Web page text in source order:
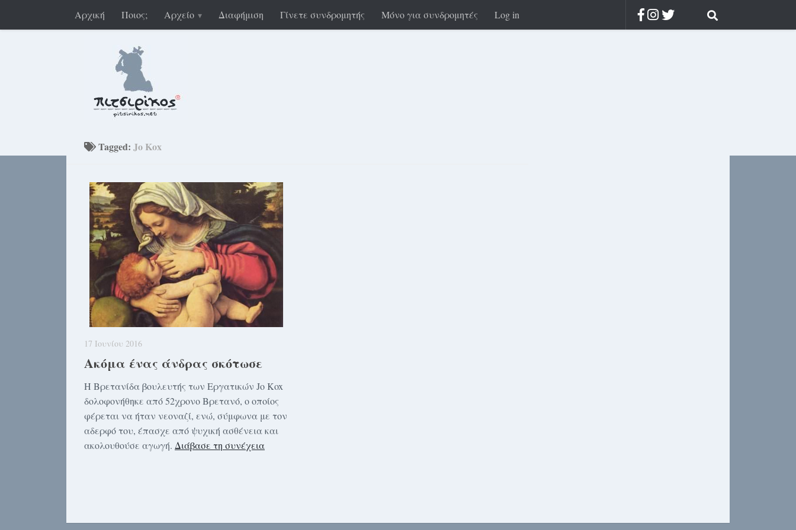
Αρχική Ποιος; Αρχείο Διαφήμιση Γίνετε συνδρομητής Μόνο για συνδρομητές Log in
Tagged: Jo Kox
17 Ιουνίου 2016
Ακόμα ένας άνδρας σκότωσε
Η Βρετανίδα βουλευτής των Εργατικών Jo Kox
δολοφονήθηκε από 52χρονο Βρετανό, ο οποίος
φέρεται να ήταν νεοναζί, ενώ, σύμφωνα με τον
αδερφό του, έπασχε από ψυχική ασθένεια και
ακολουθούσε αγωγή. Διάβασε τη συνέχεια